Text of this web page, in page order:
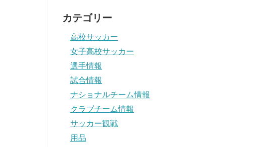
カテゴリー
高校サッカー
女子高校サッカー
選手情報
試合情報
ナショナルチーム情報
クラブチーム情報
サッカー観戦
用品